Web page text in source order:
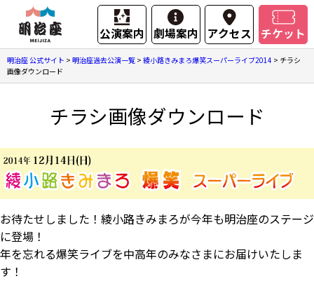
公演案内 劇場案内 アクセス チケット
明治座 公式サイト > 明治座過去公演一覧 > 綾小路きみまろ爆笑スーパーライブ2014 > チラシ
画像ダウンロード
チラシ画像ダウンロード
お待たせしました！綾小路きみまろが今年も明治座のステージ
に登場！
年を忘れる爆笑ライブを中高年のみなさまにお届けいたしま
す！